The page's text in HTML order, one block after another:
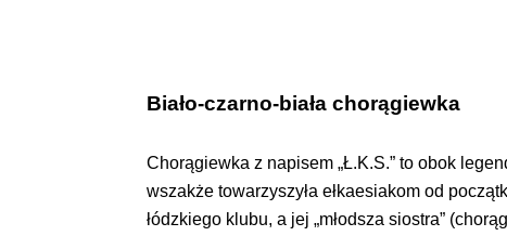
Biało-czarno-biała chorągiewka
Chorągiewka z napisem „Ł.K.S.” to obok
wszakże towarzyszyła ełkaesiakom od
łódzkiego klubu, a jej „młodsza siostra”